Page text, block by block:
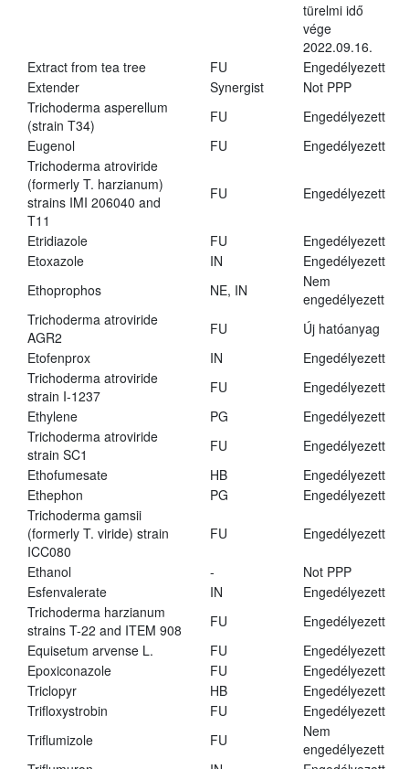
türelmi idő
vége
2022.09.16.
Extract from tea tree
FU
Engedélyezett
Extender
Synergist
Not PPP
Trichoderma asperellum
(strain T34)
FU
Engedélyezett
Eugenol
FU
Engedélyezett
Trichoderma atroviride
(formerly T. harzianum)
strains IMI 206040 and
T11
FU Engedélyezett
Etridiazole FU
Engedélyezett
Etoxazole
IN
Engedélyezett
Ethoprophos
NE, IN
Nem
engedélyezett
Trichoderma atroviride
AGR2
FU
Új hatóanyag
Etofenprox
IN
Engedélyezett
Trichoderma atroviride
strain I-1237
FU
Engedélyezett
Ethylene
PG
Engedélyezett
Trichoderma atroviride
strain SC1
FU
Engedélyezett
Ethofumesate
HB
Engedélyezett
Ethephon
PG
Engedélyezett
Trichoderma gamsii
(formerly T. viride) strain
ICC080
FU Engedélyezett
Ethanol -
Not PPP
Esfenvalerate
IN
Engedélyezett
Trichoderma harzianum
strains T-22 and ITEM 908
FU
Engedélyezett
Equisetum arvense L.
FU
Engedélyezett
Epoxiconazole
FU
Engedélyezett
Triclopyr
HB
Engedélyezett
Trifloxystrobin
FU
Engedélyezett
Triflumizole
FU
Nem
engedélyezett